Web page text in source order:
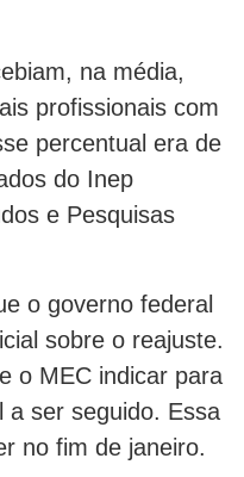
na média,
profissionais com
percentual era de
do Inep
e Pesquisas
o governo federal
sobre o reajuste.
o MEC indicar para
a ser seguido. Essa
no fim de janeiro.